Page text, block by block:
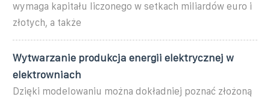
wymaga kapitału liczonego w setkach miliardów euro i
złotych, a także
Wytwarzanie produkcja energii elektrycznej w
elektrowniach
Dzięki modelowaniu można dokładniej poznać złożoną